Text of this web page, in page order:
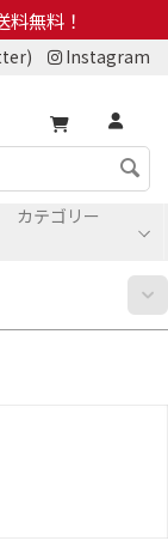
料無料！
Instagram
カテゴリー